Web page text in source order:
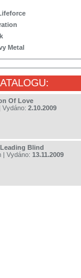
Metal
Of Love
| Vydáno: 2.10.2009
Blind
| Vydáno: 13.11.2009